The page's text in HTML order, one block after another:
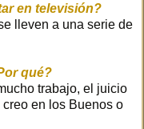
en televisión?
lleven a una serie de
qué?
trabajo, el juicio
en los Buenos o